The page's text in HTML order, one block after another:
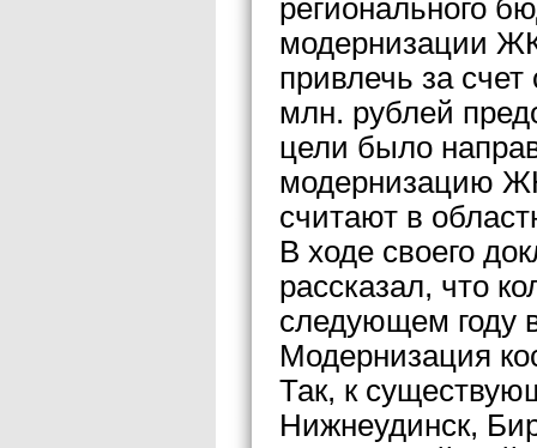
регионального
модернизации
привлечь за
млн. рублей
цели было
модернизацию
считают в
В ходе своего
рассказал, что
следующем году
Модернизация
Так, к
Нижнеудинск,